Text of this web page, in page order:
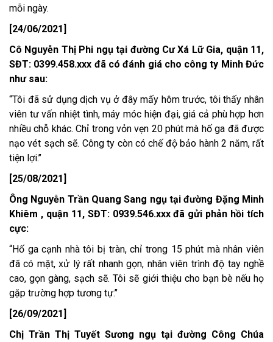
mỗi ngày.
[24/06/2021]
Cô Nguyễn Thị Phi ngụ tại đường Cư Xá Lữ Gia, quận 11,
SĐT: 0399.458.xxx đã có đánh giá cho công ty Minh Đức
như sau:
“Tôi đã sử dụng dịch vụ ở đây mấy hôm trước, tôi thấy nhân
viên tư vấn nhiệt tình, máy móc hiện đại, giá cả phù hợp hơn
nhiều chỗ khác. Chỉ trong vỏn vẹn 20 phút mà hố ga đã được
nạo vét sạch sẽ. Công ty còn có chế độ bảo hành 2 năm, rất
tiện lợi.’’
[25/08/2021]
Ông Nguyễn Trần Quang Sang ngụ tại đường Đặng Minh
Khiêm , quận 11, SĐT: 0939.546.xxx đã gửi phản hồi tích
cực:
“Hố ga cạnh nhà tôi bị tràn, chỉ trong 15 phút mà nhân viên
đã có mặt, xử lý rất nhanh gọn, nhân viên trình độ tay nghề
cao, gọn gàng, sạch sẽ. Tôi sẽ giới thiệu cho bạn bè nếu họ
gặp trường hợp tương tự.’’
[26/09/2021]
Chị Trần Thị Tuyết Sương ngụ tại đường Công Chúa